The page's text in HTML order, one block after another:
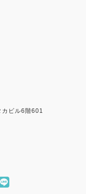
ビル6階601